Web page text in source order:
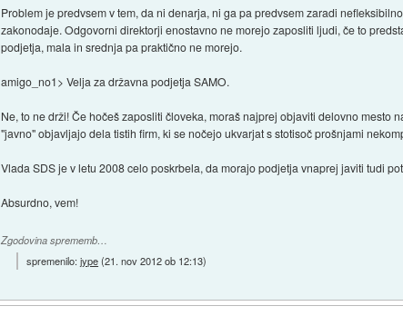
Problem je predvsem v tem, da ni denarja, ni ga pa predvsem zaradi
zakonodaje. Odgovorni direktorji enostavno ne morejo zaposliti ljudi, če to
podjetja, mala in srednja pa praktično ne morejo.
amigo_no1> Velja za državna podjetja SAMO.
Ne, to ne drži! Če hočeš zaposliti človeka, moraš najprej objaviti delovno mesto
"javno" objavljajo dela tistih firm, ki se nočejo ukvarjat s stotisoč prošnjami
Vlada SDS je v letu 2008 celo poskrbela, da morajo podjetja vnaprej javiti tudi
Absurdno, vem!
Zgodovina sprememb…
spremenilo:jype(21. nov 2012 ob 12:13)